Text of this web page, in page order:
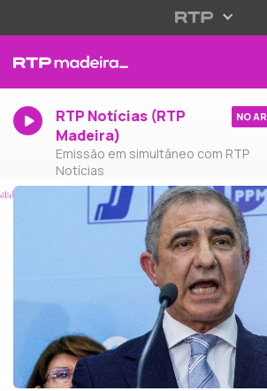
RTP Notícias (RTP
Madeira)
Emissão em simultâneo com RTP
Notícias
NO AR